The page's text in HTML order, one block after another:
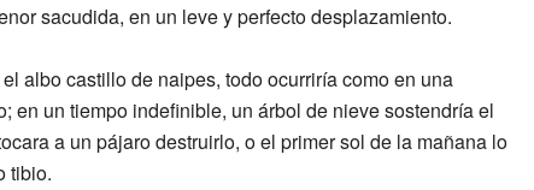
sacudida, en un leve y perfecto desplazamiento.
albo castillo de naipes, todo ocurriría como en una
en un tiempo indefinible, un árbol de nieve sostendría el
a un pájaro destruirlo, o el primer sol de la mañana lo
tibio.